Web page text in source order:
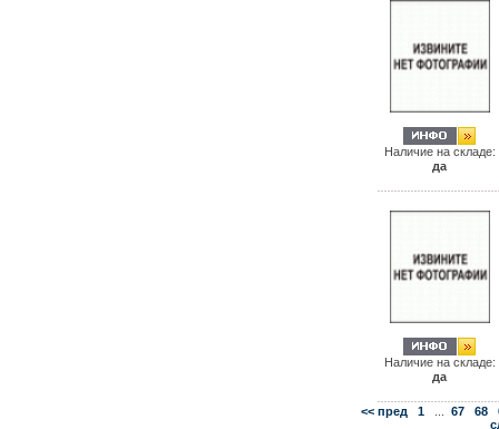
Наличие на складе:
да
Наличие на складе:
да
<< пред 1... 67 68